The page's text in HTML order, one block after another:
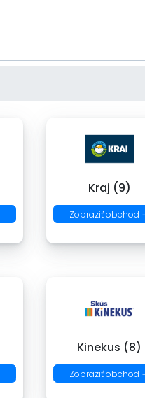
Kraj (9)
Zobraziť obchod
Kinekus (8)
Zobraziť obchod